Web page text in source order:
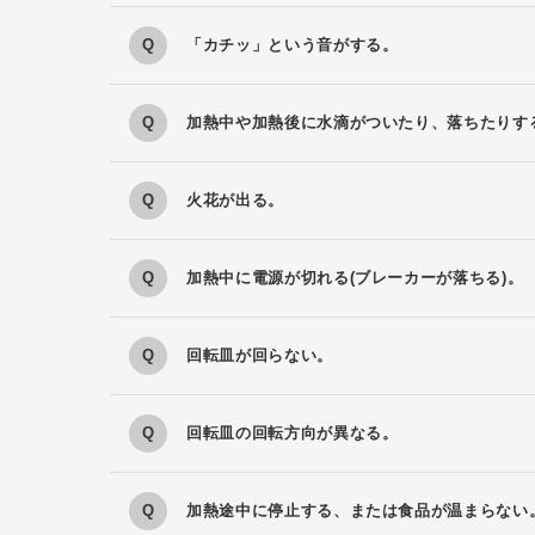
「カチッ」という音がする。
加熱中や加熱後に水滴がついたり、落ちたりす
火花が出る。
加熱中に電源が切れる(ブレーカーが落ちる)。
回転皿が回らない。
回転皿の回転方向が異なる。
加熱途中に停止する、または食品が温まらない